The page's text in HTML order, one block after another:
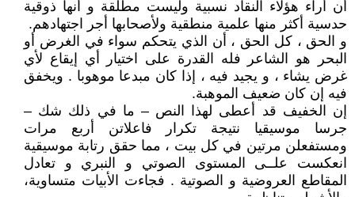
أن أراء هؤلاء النقاد نسبية وليست مطلقة و أنها ذوقية
حدسية أكثر منها علمية منطقية ولأصحابها أجر اجتهادهم.
و الحق ، كل الحق ، أن الذي يتحكم سواء في الغرض أو
البحر هو الشاعر فله القدرة على اختيار أي إيقاع لأي
غرض يشاء ، و يجيد فيه ، إذا كان مبدعا موهوبا . ويخفق
فيه إن كان ضعيف الموهبة.
إن الخفيف قد أعطى لهذا النص – ما في ذلك شك –
جرسا موسيقيا نتيجة تكرار فاعلاتن أربع مرات
ومستفعلن مرتين في كل بيت ، مما حقق رتابة موسيقية
انعكست علــى المستوى الصوتي و النبري و تعادل
المقاطع العروضية و الصوتية . فجاءت الأبيات متساوية،